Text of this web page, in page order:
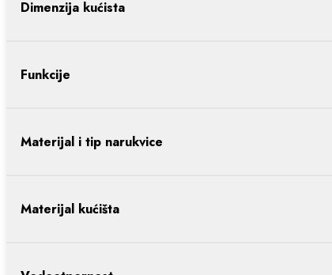
Dimenzija kućista
Funkcije
Materijal i tip narukvice
Materijal kućišta